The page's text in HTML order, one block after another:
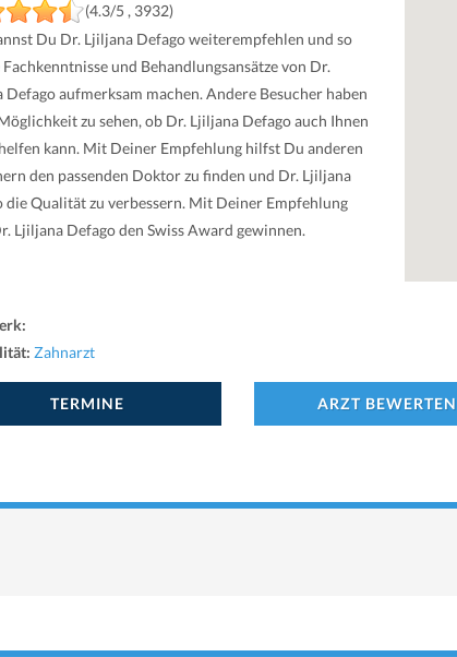
(4.3/5 , 3932)
Du Dr. Ljiljana Defago weiterempfehlen und so
und Behandlungsansätze von Dr.
Defago aufmerksam machen. Andere Besucher haben
zu sehen, ob Dr. Ljiljana Defago auch Ihnen
kann. Mit Deiner Empfehlung hilfst Du anderen
den passenden Doktor zu finden und Dr. Ljiljana
die Qualität zu verbessern. Mit Deiner Empfehlung
Ljiljana Defago den Swiss Award gewinnen.
Zahnarzt
TERMINE ARZT BEWERTEN